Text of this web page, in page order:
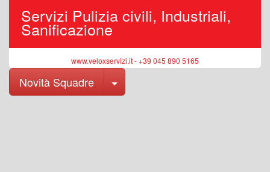
Servizi Pulizia civili, Industriali,
Sanificazione
www.veloxservizi.it - +39 045 890 5165
Novità Squadre Toggle Dropdown